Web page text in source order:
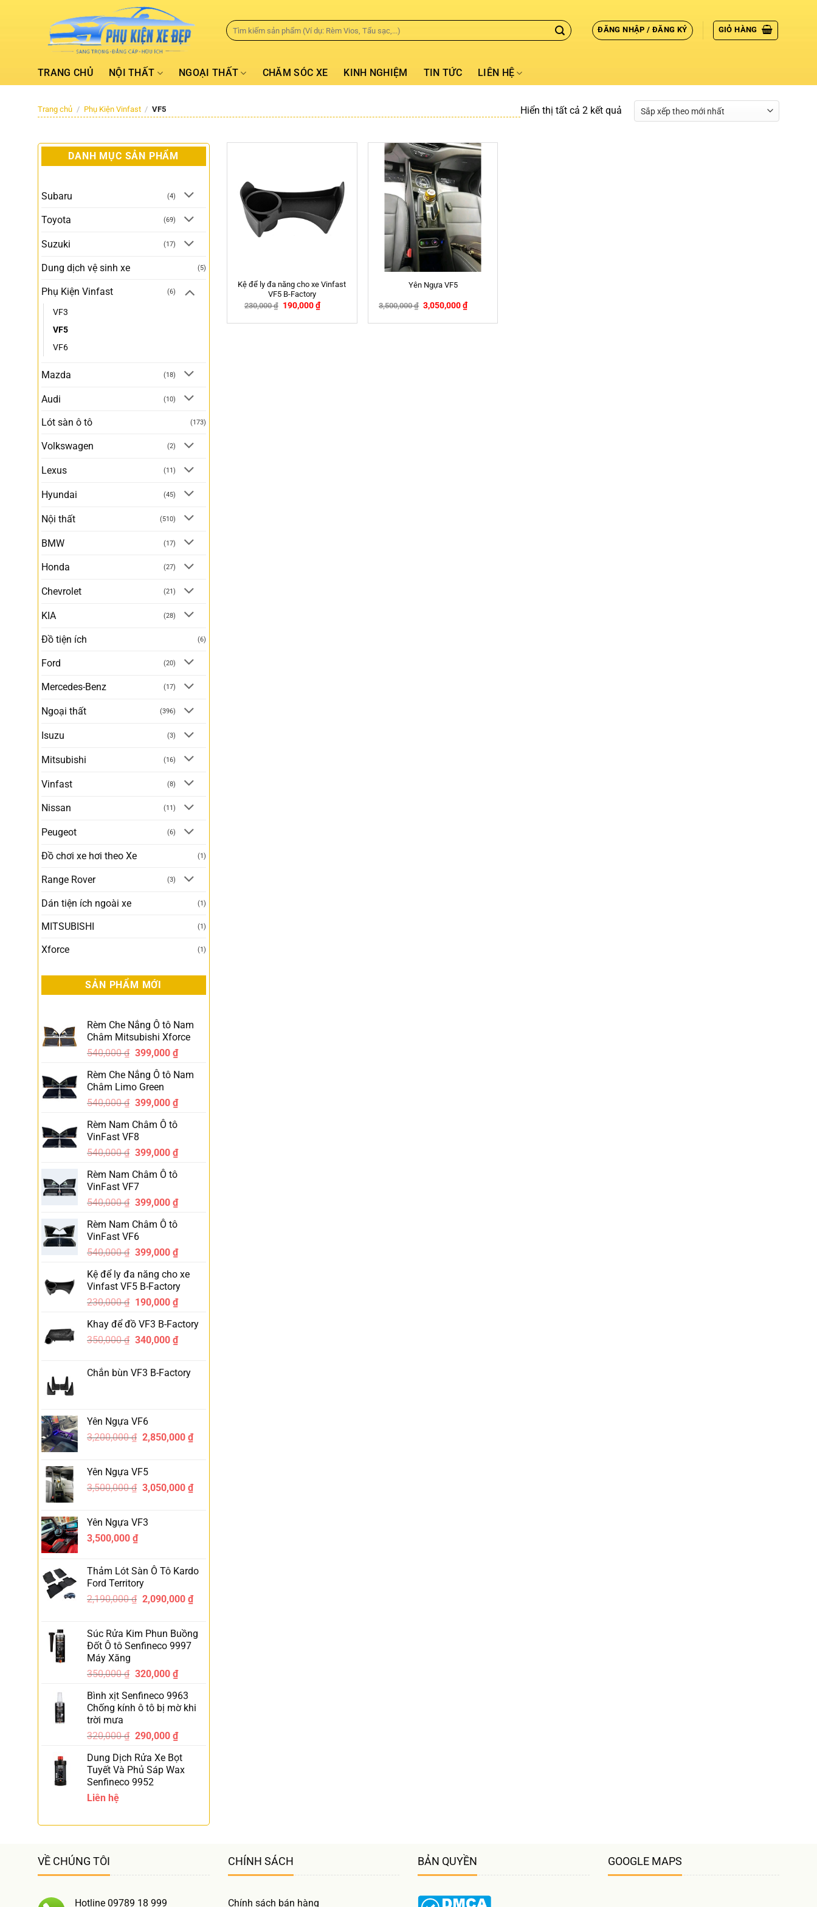
ĐĂNG NHẬP / ĐĂNG KÝ GIỎ HÀNG
TRANG CHỦ NỘI THẤT NGOẠI THẤT CHĂM SÓC XE KINH NGHIỆM TIN TỨC LIÊN HỆ
Trang chủ / Phụ Kiện Vinfast / VF5 Hiển thị tất cả 2 kết quả
DANH MỤC SẢN PHẨM
Subaru (4)
Toyota (69)
Suzuki (17)
Dung dịch vệ sinh xe (5)
Phụ Kiện Vinfast (6)
VF3
VF5
VF6
Mazda (18)
Audi (10)
Lót sàn ô tô (173)
Volkswagen (2)
Lexus (11)
Hyundai (45)
Nội thất (510)
BMW (17)
Honda (27)
Chevrolet (21)
KIA (28)
Đồ tiện ích (6)
Ford (20)
Mercedes-Benz (17)
Ngoại thất (396)
Isuzu (3)
Mitsubishi (16)
Vinfast (8)
Nissan (11)
Peugeot (6)
Đồ chơi xe hơi theo Xe (1)
Range Rover (3)
Dán tiện ích ngoài xe (1)
MITSUBISHI (1)
Xforce (1)
SẢN PHẨM MỚI
Rèm Che Nắng Ô tô Nam
Châm Mitsubishi Xforce
540,000₫ 399,000 ₫
Rèm Che Nắng Ô tô Nam
Châm Limo Green
540,000₫ 399,000 ₫
Rèm Nam Châm Ô tô
VinFast VF8
540,000₫ 399,000 ₫
Rèm Nam Châm Ô tô
VinFast VF7
540,000₫ 399,000 ₫
Rèm Nam Châm Ô tô
VinFast VF6
540,000₫ 399,000 ₫
Kệ để ly đa năng cho xe
Vinfast VF5 B-Factory
230,000₫ 190,000 ₫
Khay để đồ VF3 B-Factory
350,000₫ 340,000 ₫
Chắn bùn VF3 B-Factory
Yên Ngựa VF6
3,200,000₫ 2,850,000 ₫
Yên Ngựa VF5
3,500,000₫ 3,050,000 ₫
Yên Ngựa VF3
3,500,000 ₫
Thảm Lót Sàn Ô Tô Kardo
Ford Territory
2,190,000₫ 2,090,000 ₫
Súc Rửa Kim Phun Buồng
Đốt Ô tô Senfineco 9997
Máy Xăng
350,000₫ 320,000 ₫
Bình xịt Senfineco 9963
Chống kính ô tô bị mờ khi
trời mưa
320,000₫ 290,000 ₫
Dung Dịch Rửa Xe Bọt
Tuyết Và Phủ Sáp Wax
Senfineco 9952
Liên hệ
Kệ để ly đa năng cho xe Vinfast
VF5 B-Factory
230,000₫ 190,000₫
Yên Ngựa VF5
3,500,000₫ 3,050,000₫
VỀ CHÚNG TÔI
Hotline 09789 18 999
CHÍNH SÁCH
Chính sách bán hàng
BẢN QUYỀN GOOGLE MAPS